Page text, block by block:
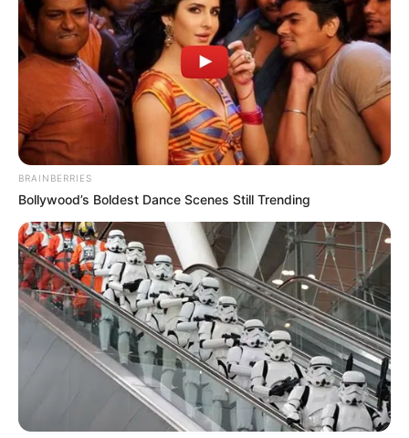
BRAINBERRIES
Bollywood’s Boldest Dance Scenes Still Trending